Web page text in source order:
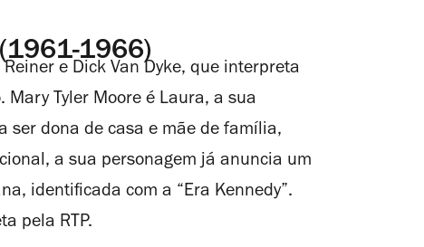
(1961-1966)
e Dick Van Dyke, que interpreta
Tyler Moore é Laura, a sua
ser dona de casa e mãe de família,
a sua personagem já anuncia um
identificada com a “Era Kennedy”.
pela RTP.